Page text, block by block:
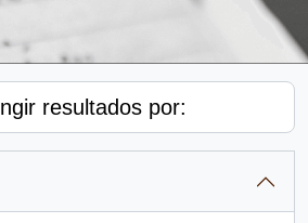
resultados por: